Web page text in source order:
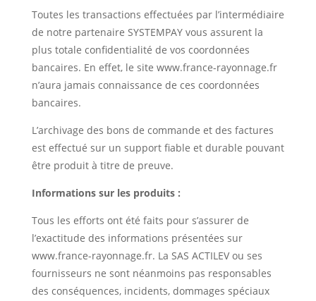
Toutes les transactions effectuées par l’intermédiaire
de notre partenaire SYSTEMPAY vous assurent la
plus totale confidentialité de vos coordonnées
bancaires. En effet, le site www.france-rayonnage.fr
n’aura jamais connaissance de ces coordonnées
bancaires.
L’archivage des bons de commande et des factures
est effectué sur un support fiable et durable pouvant
être produit à titre de preuve.
Informations sur les produits :
Tous les efforts ont été faits pour s’assurer de
l’exactitude des informations présentées sur
www.france-rayonnage.fr. La SAS ACTILEV ou ses
fournisseurs ne sont néanmoins pas responsables
des conséquences, incidents, dommages spéciaux